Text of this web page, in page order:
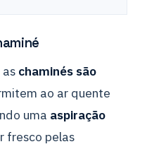
chaminés são
ao ar quente
uma aspiração
fresco pelas